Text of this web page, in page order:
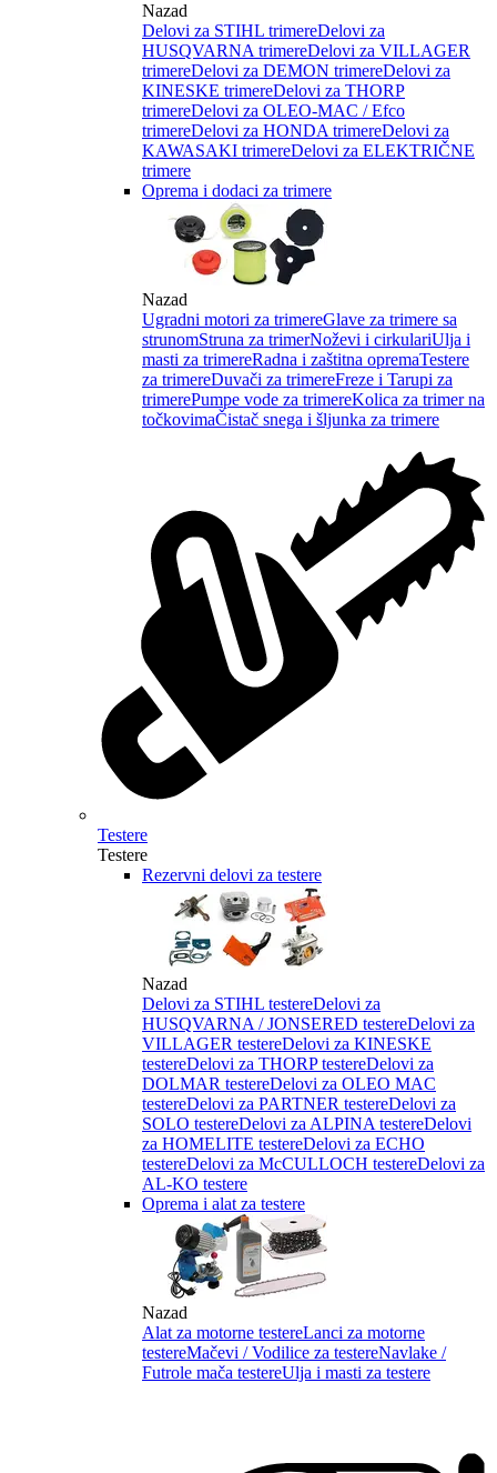
Nazad
Delovi za STIHL trimereDelovi za
HUSQVARNA trimereDelovi za VILLAGER
trimereDelovi za DEMON trimereDelovi za
KINESKE trimereDelovi za THORP
trimereDelovi za OLEO-MAC / Efco
trimereDelovi za HONDA trimereDelovi za
KAWASAKI trimereDelovi za ELEKTRIČNE
trimere
Oprema i dodaci za trimere
Nazad
Ugradni motori za trimereGlave za trimere sa
strunomStruna za trimerNoževi i cirkulariUlja i
masti za trimereRadna i zaštitna opremaTestere
za trimereDuvači za trimereFreze i Tarupi za
trimerePumpe vode za trimereKolica za trimer na
točkovimaČistač snega i šljunka za trimere
Testere
Testere
Rezervni delovi za testere
Nazad
Delovi za STIHL testereDelovi za
HUSQVARNA / JONSERED testereDelovi za
VILLAGER testereDelovi za KINESKE
testereDelovi za THORP testereDelovi za
DOLMAR testereDelovi za OLEO MAC
testereDelovi za PARTNER testereDelovi za
SOLO testereDelovi za ALPINA testereDelovi
za HOMELITE testereDelovi za ECHO
testereDelovi za McCULLOCH testereDelovi za
AL-KO testere
Oprema i alat za testere
Nazad
Alat za motorne testereLanci za motorne
testereMačevi / Vodilice za testereNavlake /
Futrole mača testereUlja i masti za testere